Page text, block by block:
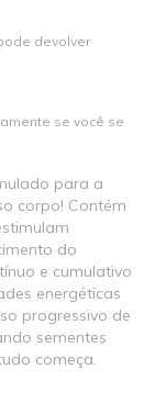
devolver
se você se
para a
corpo! Contém
do
e cumulativo
energéticas
progressivo de
sementes
começa.